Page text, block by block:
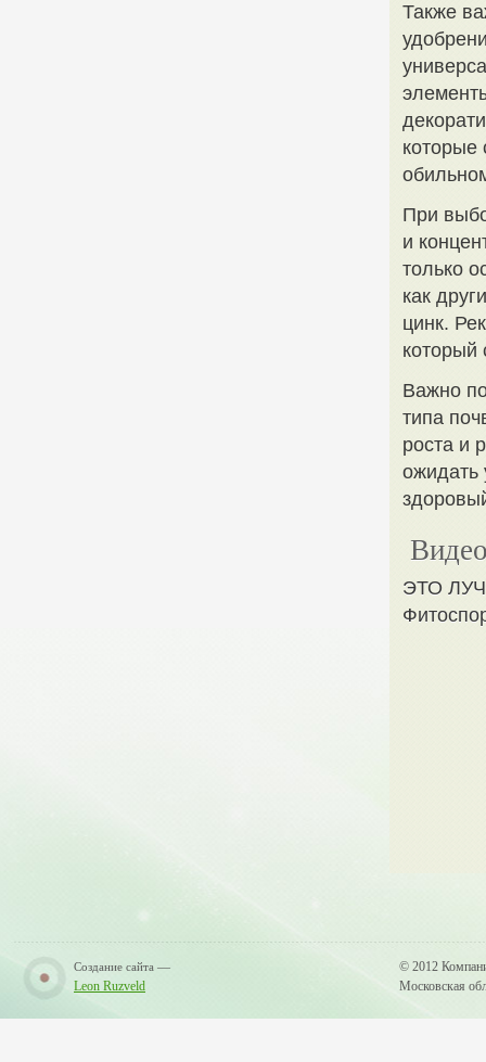
Также
которые
При
и
только
как
цинк.
который
Важно
типа
роста и
ожидать
ЭТО
Создание сайта —
Leon Ruzveld
© 2012
Московская